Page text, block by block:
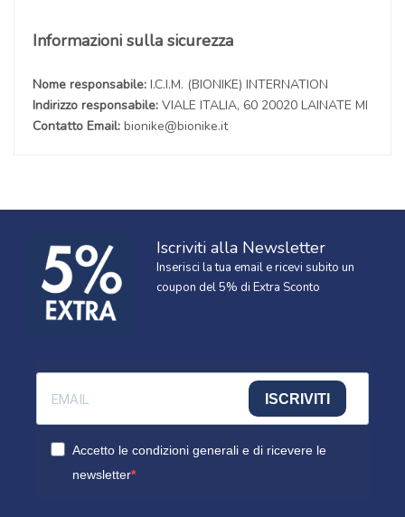
Informazioni sulla sicurezza
Nome responsabile: I.C.I.M. (BIONIKE) INTERNATION
Indirizzo responsabile: VIALE ITALIA, 60 20020 LAINATE MI
Contatto Email: bionike@bionike.it
Iscriviti alla Newsletter
Inserisci la tua email e ricevi subito un
coupon del 5% di Extra Sconto
ISCRIVITI
Accetto le condizioni generali e di ricevere le
newsletter